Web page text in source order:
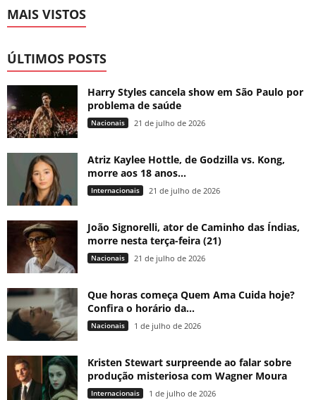
MAIS VISTOS
ÚLTIMOS POSTS
Harry Styles cancela show em São Paulo por
problema de saúde
Nacionais 21 de julho de 2026
Atriz Kaylee Hottle, de Godzilla vs. Kong,
morre aos 18 anos...
Internacionais 21 de julho de 2026
João Signorelli, ator de Caminho das Índias,
morre nesta terça-feira (21)
Nacionais 21 de julho de 2026
Que horas começa Quem Ama Cuida hoje?
Confira o horário da...
Nacionais 1 de julho de 2026
Kristen Stewart surpreende ao falar sobre
produção misteriosa com Wagner Moura
Internacionais 1 de julho de 2026